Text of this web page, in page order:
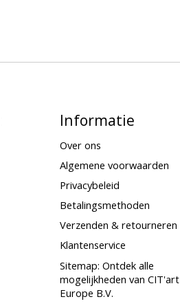
Informatie
Over ons
Algemene voorwaarden
Privacybeleid
Betalingsmethoden
Verzenden & retourneren
Klantenservice
Sitemap: Ontdek alle
mogelijkheden van CIT'art
Europe B.V.